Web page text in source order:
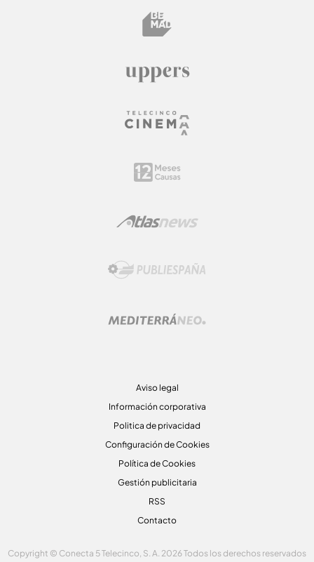
Aviso legal
Información corporativa
Politica de privacidad
Configuración de Cookies
Política de Cookies
Gestión publicitaria
RSS
Contacto
Copyright © Conecta 5 Telecinco, S. A. 2026 Todos los derechos reservados